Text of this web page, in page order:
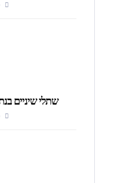
שתלי שיניים